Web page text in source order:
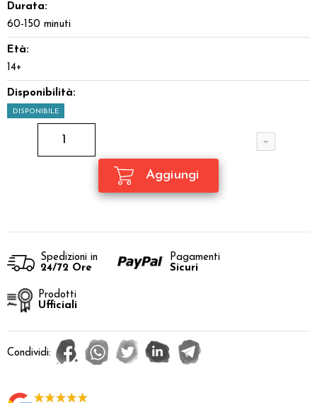
Durata:
60-150 minuti
Età:
14+
Disponibilità:
DISPONIBILE
Spedizioni in
24/72 Ore
Pagamenti
Sicuri
Prodotti
Ufficiali
Condividi: